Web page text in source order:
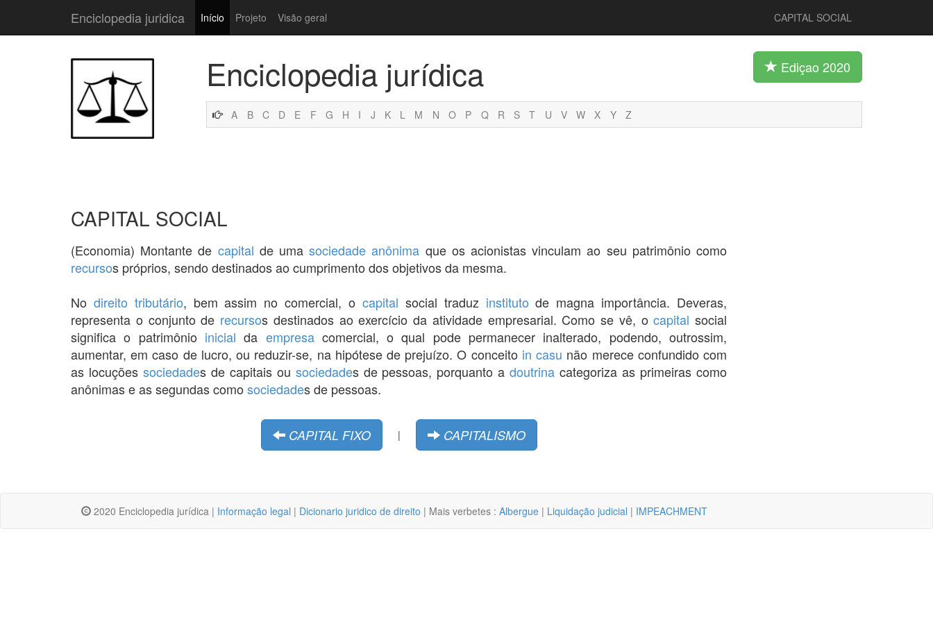
Enciclopedia juridica Início Projeto Visão geral CAPITAL SOCIAL
Enciclopedia jurídica Ediçao 2020
A B C D E F G H I J K L M N O P Q R S T U V W X Y Z
CAPITAL SOCIAL
(Economia) Montante de capital de umasociedade anônima que os acionistas vinculam ao seu patrimônio como
recursos próprios, sendo destinados ao cumprimento dos objetivos da mesma.
No direito tributário, bem assim no comercial, o capital social traduz instituto de magna importância. Deveras,
representa o conjunto de recursos destinados ao exercício da atividade empresarial. Como se vê, ocapital social
significa o patrimônio inicial da empresacomercial, o qual pode permanecer inalterado, podendo, outrossim,
aumentar, em caso de lucro, ou reduzir-se, na hipótese de prejuízo. O conceito in casu não merece confundido com
as locuções sociedades de capitais ou sociedades de pessoas, porquanto adoutrina categoriza as primeiras como
anônimas e as segundas como sociedades de pessoas.
CAPITAL FIXO | CAPITALISMO
2020 Enciclopedia jurídica | Informação legal | Dicionario juridico de direito | Mais verbetes : Albergue | Liquidação judicial | IMPEACHMENT